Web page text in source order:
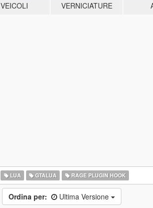
VEICOLI VERNICIATURE
LUA GTALUA RAGE PLUGIN HOOK
Ordina per: Ultima Versione